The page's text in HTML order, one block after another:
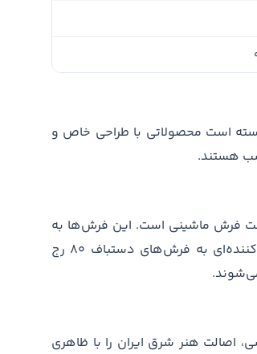
است محصولاتی با طراحی خاص و
هستند.
در صنعت فرش ماشینی است. این فرش‌ها به
دلیل استفاده از الیاف بسیار نازک و نمره نخ بالا، شباهت خیره‌کننده‌ای به فرش‌های دستباف ۸۰ رج
هنر شرق ایران را با ظاهری